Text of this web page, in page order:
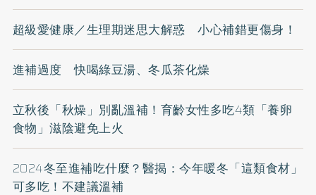
超級愛健康／生理期迷思大解惑 小心補錯更傷身！
進補過度 快喝綠豆湯、冬瓜茶化燥
立秋後「秋燥」別亂溫補！育齡女性多吃4類「養卵
食物」滋陰避免上火
2024冬至進補吃什麼？醫揭：今年暖冬「這類食材」
可多吃！不建議溫補